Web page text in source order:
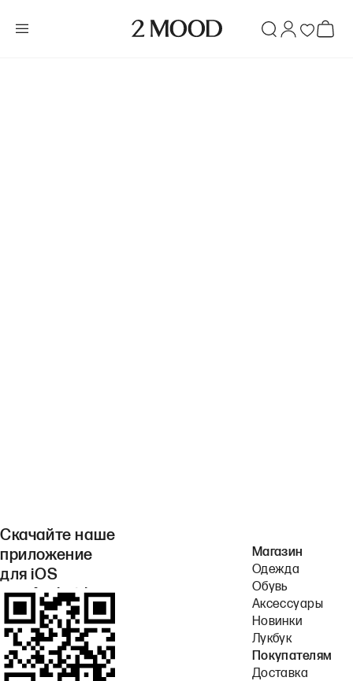
Скачайте наше
приложение
для iOS
или Android.
Магазин
Одежда
Обувь
Аксессуары
Новинки
Лукбук
Покупателям
Доставка